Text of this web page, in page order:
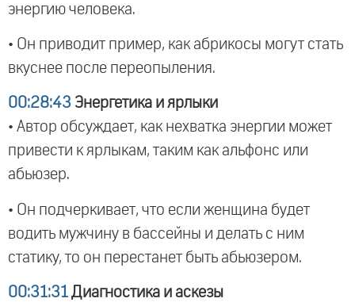
энергию человека.
• Он приводит пример, как абрикосы могут стать
вкуснее после переопыления.
00:28:43 Энергетика и ярлыки
• Автор обсуждает, как нехватка энергии может
привести к ярлыкам, таким как альфонс или
абьюзер.
• Он подчеркивает, что если женщина будет
водить мужчину в бассейны и делать с ним
статику, то он перестанет быть абьюзером.
00:31:31 Диагностика и аскезы